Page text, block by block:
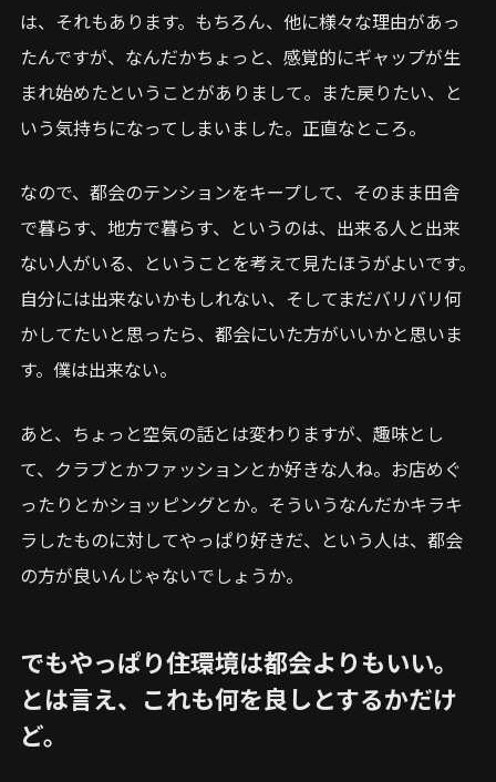
は、それもあります。もちろん、他に様々な理由があっ
たんですが、なんだかちょっと、感覚的にギャップが生
まれ始めたということがありまして。また戻りたい、と
いう気持ちになってしまいました。正直なところ。
なので、都会のテンションをキープして、そのまま田舎
で暮らす、地方で暮らす、というのは、出来る人と出来
ない人がいる、ということを考えて見たほうがよいです。
自分には出来ないかもしれない、そしてまだバリバリ何
かしてたいと思ったら、都会にいた方がいいかと思いま
す。僕は出来ない。
あと、ちょっと空気の話とは変わりますが、趣味とし
て、クラブとかファッションとか好きな人ね。お店めぐ
ったりとかショッピングとか。そういうなんだかキラキ
ラしたものに対してやっぱり好きだ、という人は、都会
の方が良いんじゃないでしょうか。
でもやっぱり住環境は都会よりもいい。
とは言え、これも何を良しとするかだけ
ど。